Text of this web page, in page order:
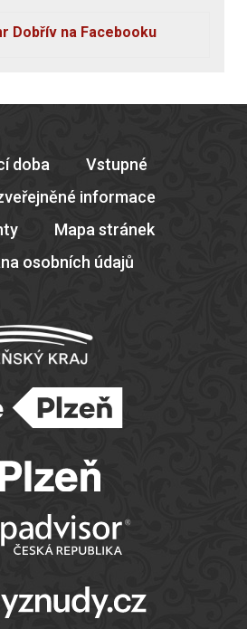
Dobřív na Facebooku
doba
Vstupné
informace
Mapa stránek
osobních údajů